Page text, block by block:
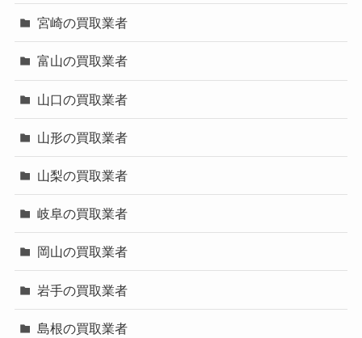
宮崎の買取業者
富山の買取業者
山口の買取業者
山形の買取業者
山梨の買取業者
岐阜の買取業者
岡山の買取業者
岩手の買取業者
島根の買取業者